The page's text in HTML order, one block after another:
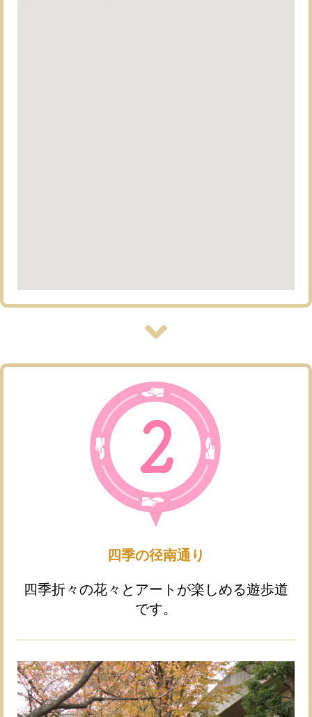
四季の径南通り
四季折々の花々とアートが楽しめる遊歩道
です。